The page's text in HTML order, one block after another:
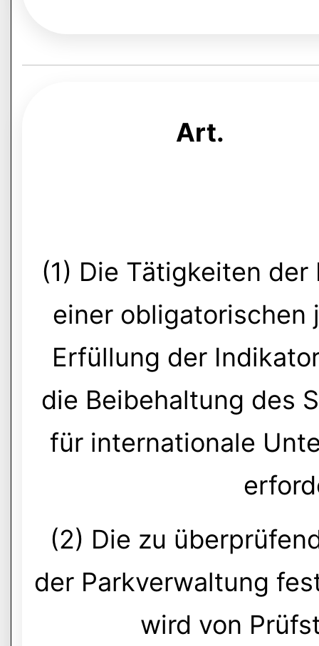
Art.
(1) Die Tätigkeiten
einer obligatorischen
Erfüllung der
die Beibehaltung des
für internationale
(2) Die zu
der Parkverwaltung
wird von